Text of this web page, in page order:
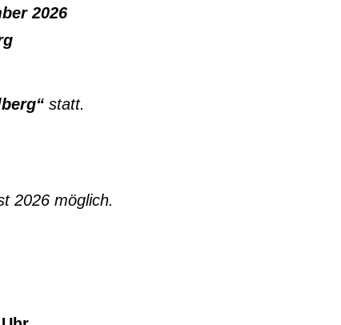
2026
statt.
2026 möglich.